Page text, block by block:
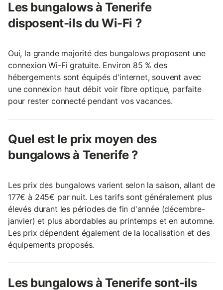
Les bungalows à Tenerife
disposent-ils du Wi-Fi ?
Oui, la grande majorité des bungalows proposent une
connexion Wi-Fi gratuite. Environ 85 % des
hébergements sont équipés d'internet, souvent avec
une connexion haut débit voir fibre optique, parfaite
pour rester connecté pendant vos vacances.
Quel est le prix moyen des
bungalows à Tenerife ?
Les prix des bungalows varient selon la saison, allant de
177€ à 245€ par nuit. Les tarifs sont généralement plus
élevés durant les périodes de fin d'année (décembre-
janvier) et plus abordables au printemps et en automne.
Les prix dépendent également de la localisation et des
équipements proposés.
Les bungalows à Tenerife sont-ils